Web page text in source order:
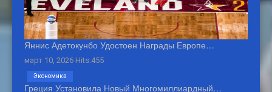
Яннис Адетокунбо Удостоен Награды Европе…
март 10, 2026 Hits:455
Греция Установила Новый Многомиллиардный…
Экономика